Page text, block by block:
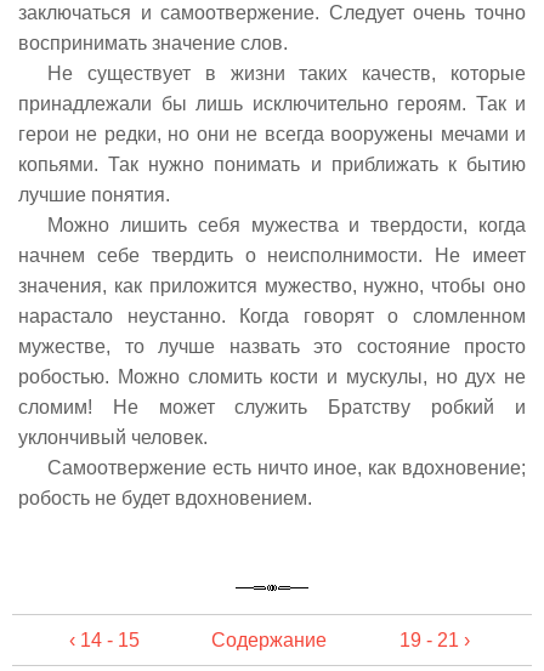
заключаться и самоотвержение. Следует очень точно
воспринимать значение слов.
Не существует в жизни таких качеств, которые
принадлежали бы лишь исключительно героям. Так и
герои не редки, но они не всегда вооружены мечами и
копьями. Так нужно понимать и приближать к бытию
лучшие понятия.
Можно лишить себя мужества и твердости, когда
начнем себе твердить о неисполнимости. Не имеет
значения, как приложится мужество, нужно, чтобы оно
нарастало неустанно. Когда говорят о сломленном
мужестве, то лучше назвать это состояние просто
робостью. Можно сломить кости и мускулы, но дух не
сломим! Не может служить Братству робкий и
уклончивый человек.
Самоотвержение есть ничто иное, как вдохновение;
робость не будет вдохновением.
‹ 14 - 15 Содержание 19 - 21 ›